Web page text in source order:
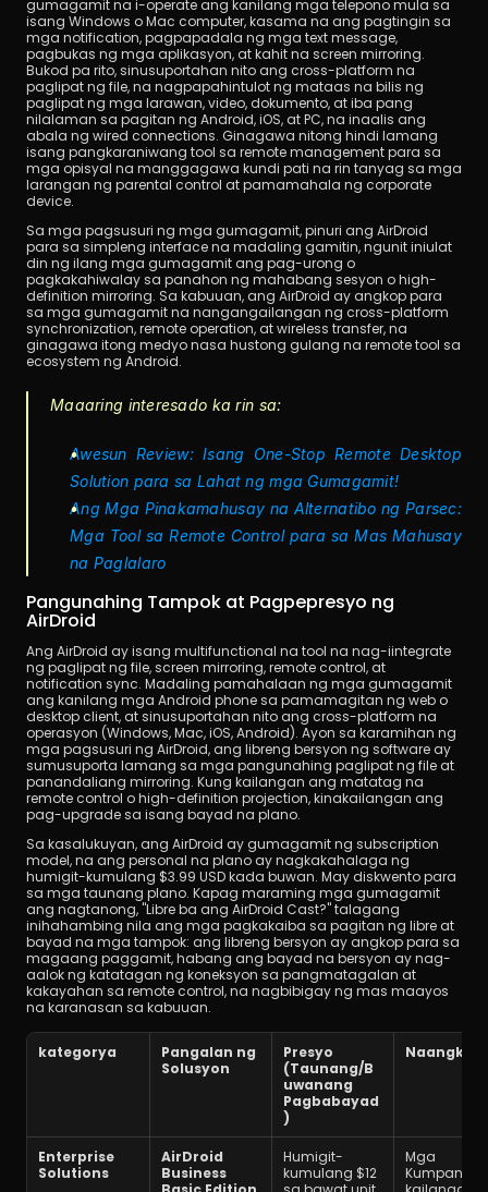
gumagamit na i-operate ang kanilang mga telepono mula sa
isang Windows o Mac computer, kasama na ang pagtingin sa
mga notification, pagpapadala ng mga text message,
pagbukas ng mga aplikasyon, at kahit na screen mirroring.
Bukod pa rito, sinusuportahan nito ang cross-platform na
paglipat ng file, na nagpapahintulot ng mataas na bilis ng
paglipat ng mga larawan, video, dokumento, at iba pang
nilalaman sa pagitan ng Android, iOS, at PC, na inaalis ang
abala ng wired connections. Ginagawa nitong hindi lamang
isang pangkaraniwang tool sa remote management para sa
mga opisyal na manggagawa kundi pati na rin tanyag sa mga
larangan ng parental control at pamamahala ng corporate
device.
Sa mga pagsusuri ng mga gumagamit, pinuri ang AirDroid
para sa simpleng interface na madaling gamitin, ngunit iniulat
din ng ilang mga gumagamit ang pag-urong o
pagkakahiwalay sa panahon ng mahabang sesyon o high-
definition mirroring. Sa kabuuan, ang AirDroid ay angkop para
sa mga gumagamit na nangangailangan ng cross-platform
synchronization, remote operation, at wireless transfer, na
ginagawa itong medyo nasa hustong gulang na remote tool sa
ecosystem ng Android.
Maaaring interesado ka rin sa:
Awesun Review: Isang One-Stop Remote Desktop
Solution para sa Lahat ng mga Gumagamit!
Ang Mga Pinakamahusay na Alternatibo ng Parsec:
Mga Tool sa Remote Control para sa Mas Mahusay
na Paglalaro
Pangunahing Tampok at Pagpepresyo ng
AirDroid
Ang AirDroid ay isang multifunctional na tool na nag-iintegrate
ng paglipat ng file, screen mirroring, remote control, at
notification sync. Madaling pamahalaan ng mga gumagamit
ang kanilang mga Android phone sa pamamagitan ng web o
desktop client, at sinusuportahan nito ang cross-platform na
operasyon (Windows, Mac, iOS, Android). Ayon sa karamihan ng
mga pagsusuri ng AirDroid, ang libreng bersyon ng software ay
sumusuporta lamang sa mga pangunahing paglipat ng file at
panandaliang mirroring. Kung kailangan ang matatag na
remote control o high-definition projection, kinakailangan ang
pag-upgrade sa isang bayad na plano.
Sa kasalukuyan, ang AirDroid ay gumagamit ng subscription
model, na ang personal na plano ay nagkakahalaga ng
humigit-kumulang $3.99 USD kada buwan. May diskwento para
sa mga taunang plano. Kapag maraming mga gumagamit
ang nagtanong, "Libre ba ang AirDroid Cast?" talagang
inihahambing nila ang mga pagkakaiba sa pagitan ng libre at
bayad na mga tampok: ang libreng bersyon ay angkop para sa
magaang paggamit, habang ang bayad na bersyon ay nag-
aalok ng katatagan ng koneksyon sa pangmatagalan at
kakayahan sa remote control, na nagbibigay ng mas maayos
na karanasan sa kabuuan.
kategorya
Pangalan ng
Solusyon
Presyo
(Taunang/B
uwanang
Pagbabayad
)
Naangkop
Enterprise
Solutions
AirDroid
Business
Humigit-
kumulang $12
Mga